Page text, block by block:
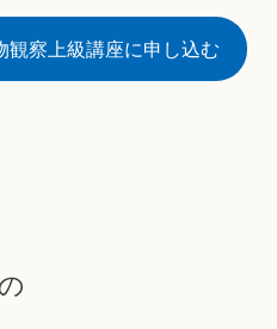
観察上級講座に申し込む